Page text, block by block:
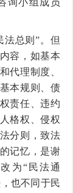
询小组成员
法总则”。但
容，如基本
代理制度、
本规则、债
责任、违约
格权、侵权
分则，致法
记忆，是谢
为“民法通
也不同于民